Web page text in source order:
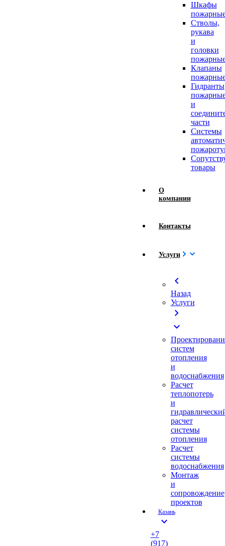
Шкафы
Стволы,
рукава
и
головки
Клапаны
Гидранты
и
части
Системы
товары
О
компании
Контакты
Услуги
chevron_left
Назад
Услуги
chevron_right
expand_more
систем
отопления
и
водоснабжения
Расчет
теплопотерь
и
расчет
системы
отопления
Расчет
системы
водоснабжения
Монтаж
и
сопровождение
проектов
Казань
expand_more
+7
(917)